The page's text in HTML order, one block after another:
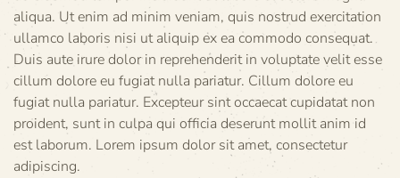
aliqua. Ut enim ad minim veniam, quis nostrud exercitation
ullamco laboris nisi ut aliquip ex ea commodo consequat.
Duis aute irure dolor in reprehenderit in voluptate velit esse
cillum dolore eu fugiat nulla pariatur. Cillum dolore eu
fugiat nulla pariatur. Excepteur sint occaecat cupidatat non
proident, sunt in culpa qui officia deserunt mollit anim id
est laborum. Lorem ipsum dolor sit amet, consectetur
adipiscing.